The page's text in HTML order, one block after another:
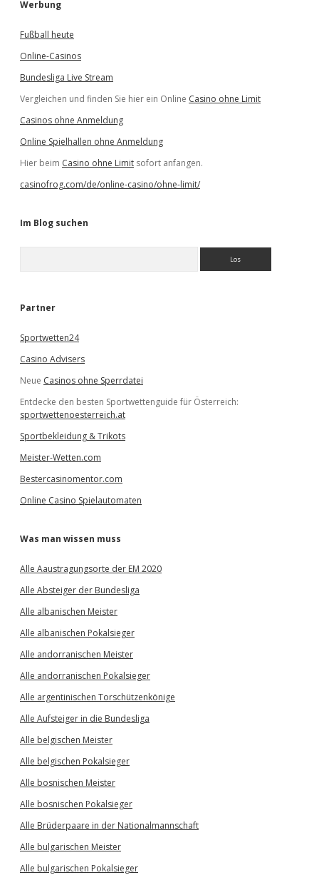
Werbung
Fußball heute
Online-Casinos
Bundesliga Live Stream
Vergleichen und finden Sie hier ein Online Casino ohne Limit
Casinos ohne Anmeldung
Online Spielhallen ohne Anmeldung
Hier beim Casino ohne Limit sofort anfangen.
casinofrog.com/de/online-casino/ohne-limit/
Im Blog suchen
e
Partner
Sportwetten24
Casino Advisers
Neue Casinos ohne Sperrdatei
Entdecke den besten Sportwettenguide für Österreich:
sportwettenoesterreich.at
Sportbekleidung & Trikots
Meister-Wetten.com
Bestercasinomentor.com
Online Casino Spielautomaten
Was man wissen muss
Alle Aaustragungsorte der EM 2020
Alle Absteiger der Bundesliga
Alle albanischen Meister
Alle albanischen Pokalsieger
Alle andorranischen Meister
Alle andorranischen Pokalsieger
Alle argentinischen Torschützenkönige
Alle Aufsteiger in die Bundesliga
Alle belgischen Meister
Alle belgischen Pokalsieger
Alle bosnischen Meister
Alle bosnischen Pokalsieger
Alle Brüderpaare in der Nationalmannschaft
Alle bulgarischen Meister
Alle bulgarischen Pokalsieger